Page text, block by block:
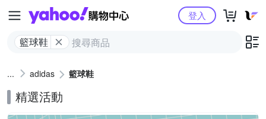
Yahoo購物中心
籃球鞋
登入
adidas 籃球鞋
精選活動